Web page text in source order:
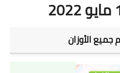
جميع الأوزان